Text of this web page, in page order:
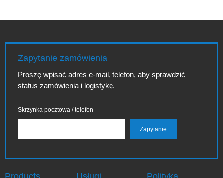
Zapytanie zamówienia
Proszę wpisać adres e-mail, telefon, aby sprawdzić
status zamówienia i logistykę.
Skrzynka pocztowa / telefon